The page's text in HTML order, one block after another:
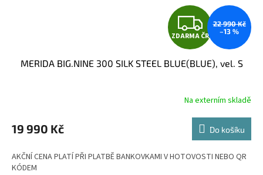
Z
D
A
R
M
A
ZDARMA ČR
22 990 Kč
–13 %
MERIDA BIG.NINE 300 SILK STEEL BLUE(BLUE), vel. S
Na externím skladě
19 990 Kč Do košíku
AKČNÍ CENA PLATÍ PŘI PLATBĚ BANKOVKAMI V HOTOVOSTI NEBO QR
KÓDEM